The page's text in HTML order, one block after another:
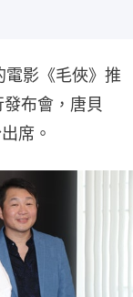
影《毛俠》推
布會，唐貝
席。